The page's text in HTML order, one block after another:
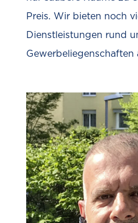
Preis. Wir bieten noch
Dienstleistungen rund
Gewerbeliegenschaften